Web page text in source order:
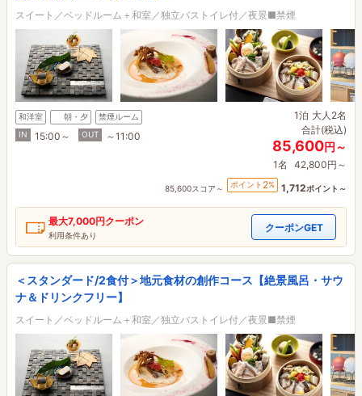
スイート／ベッドルーム＋和室／独立バストイレ付／夜景■禁煙
和洋室 朝・夕
禁煙ルーム
IN
15:00～ OUT ～11:00
1泊 大人2名
合計(税込)
85,600円～
1名 42,800円～
85,600スコア～ ポイント 2% 1,712ポイント～
最大7,000円クーポン
利用条件あり
クーポンGET
＜スタンダード/2食付＞地元食材の創作コース【絶景風呂・サウ
ナ＆ドリンクフリー】
スイート／ベッドルーム＋和室／独立バストイレ付／夜景■禁煙